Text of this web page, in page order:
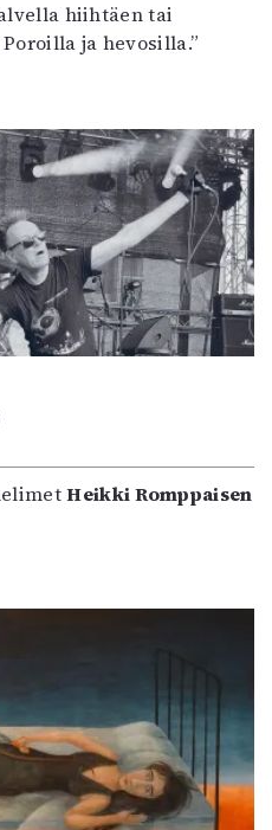
hiihtäen tai
ja hevosilla.”
Heikki Romppaisen